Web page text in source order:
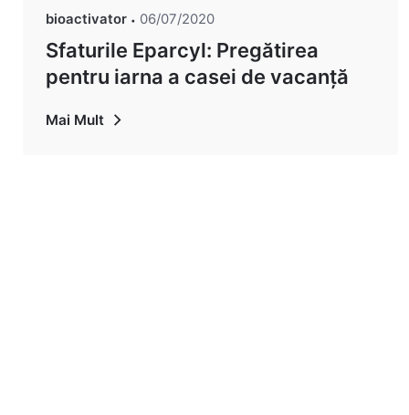
bioactivator 06/07/2020
Sfaturile Eparcyl: Pregătirea
pentru iarna a casei de vacanță
Mai Mult